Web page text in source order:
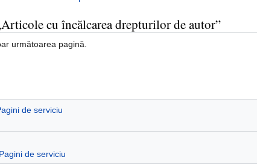
cu încălcarea drepturilor de autor”
următoarea pagină.
de serviciu
Pagini de serviciu